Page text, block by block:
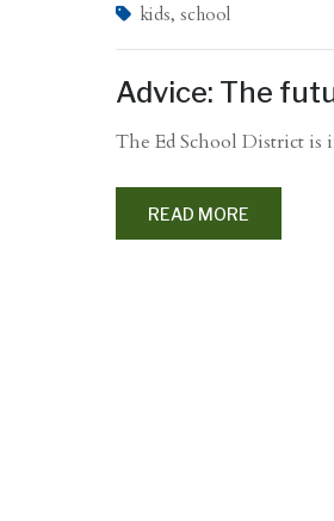
kids, school
Advice: The
The Ed School District
READ MORE